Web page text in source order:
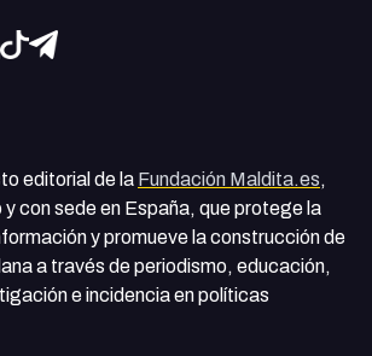
editorial de la Fundación Maldita.es,
y con sede en España, que protege la
y promueve la construcción de
a través de periodismo, educación,
e incidencia en políticas